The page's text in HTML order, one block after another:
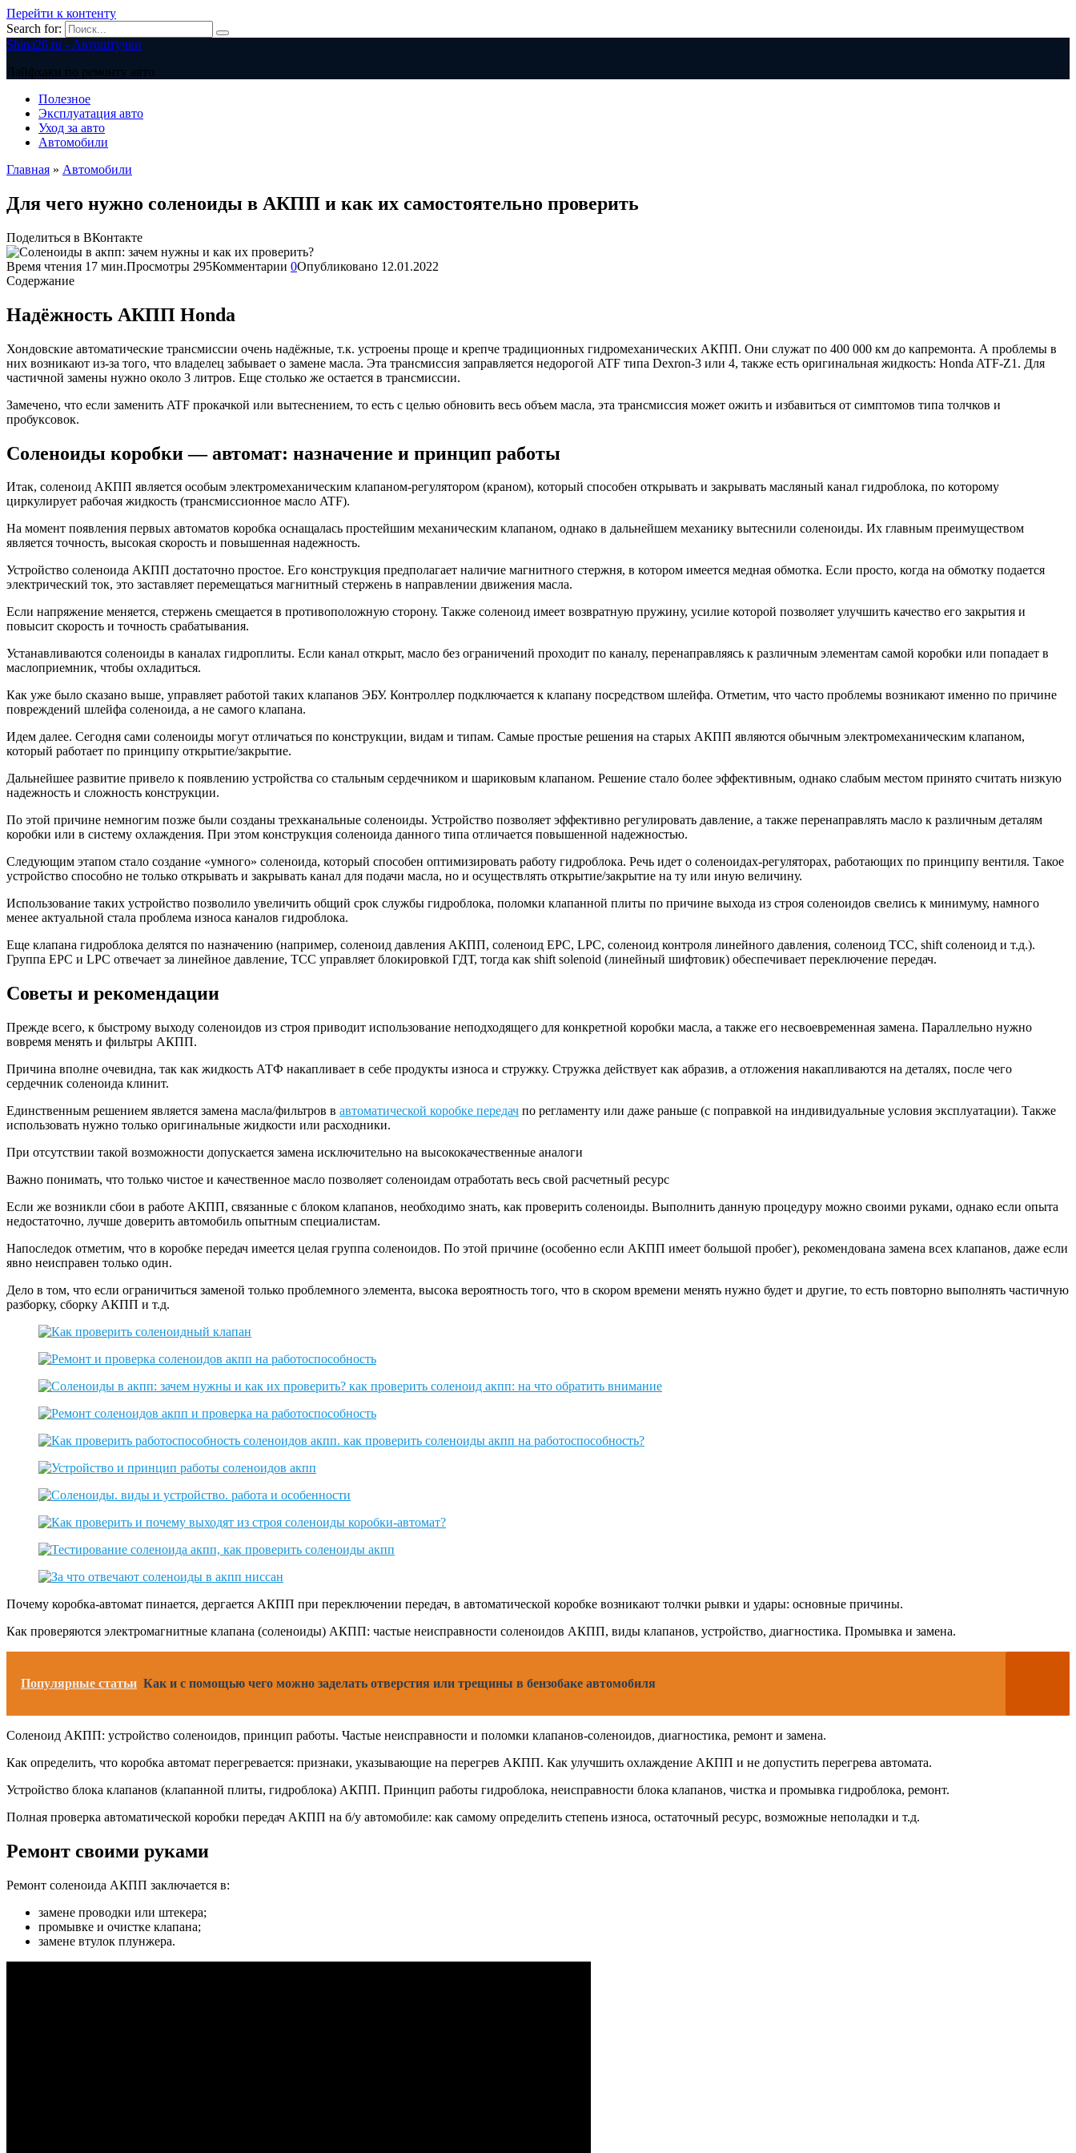
Перейти к контенту
Search for:
Shina26.ru - Автоштучки
Лайфхаки по ремонту авто
Полезное
Эксплуатация авто
Уход за авто
Автомобили
Главная » Автомобили
Для чего нужно соленоиды в АКПП и как их самостоятельно проверить
Поделиться в ВКонтакте
Время чтения 17 мин.Просмотры 295Комментарии 0Опубликовано 12.01.2022
Содержание
Надёжность АКПП Honda
Хондовские автоматические трансмиссии очень надёжные, т.к. устроены проще и крепче традиционных гидромеханических АКПП. Они служат по 400 000 км до капремонта. А проблемы в
них возникают из-за того, что владелец забывает о замене масла. Эта трансмиссия заправляется недорогой ATF типа Dexron-3 или 4, также есть оригинальная жидкость: Honda ATF-Z1. Для
частичной замены нужно около 3 литров. Еще столько же остается в трансмиссии.
Замечено, что если заменить ATF прокачкой или вытеснением, то есть с целью обновить весь объем масла, эта трансмиссия может ожить и избавиться от симптомов типа толчков и
пробуксовок.
Соленоиды коробки — автомат: назначение и принцип работы
Итак, соленоид АКПП является особым электромеханическим клапаном-регулятором (краном), который способен открывать и закрывать масляный канал гидроблока, по которому
циркулирует рабочая жидкость (трансмиссионное масло ATF).
На момент появления первых автоматов коробка оснащалась простейшим механическим клапаном, однако в дальнейшем механику вытеснили соленоиды. Их главным преимуществом
является точность, высокая скорость и повышенная надежность.
Устройство соленоида АКПП достаточно простое. Его конструкция предполагает наличие магнитного стержня, в котором имеется медная обмотка. Если просто, когда на обмотку подается
электрический ток, это заставляет перемещаться магнитный стержень в направлении движения масла.
Если напряжение меняется, стержень смещается в противоположную сторону. Также соленоид имеет возвратную пружину, усилие которой позволяет улучшить качество его закрытия и
повысит скорость и точность срабатывания.
Устанавливаются соленоиды в каналах гидроплиты. Если канал открыт, масло без ограничений проходит по каналу, перенаправляясь к различным элементам самой коробки или попадает в
маслоприемник, чтобы охладиться.
Как уже было сказано выше, управляет работой таких клапанов ЭБУ. Контроллер подключается к клапану посредством шлейфа. Отметим, что часто проблемы возникают именно по причине
повреждений шлейфа соленоида, а не самого клапана.
Идем далее. Сегодня сами соленоиды могут отличаться по конструкции, видам и типам. Самые простые решения на старых АКПП являются обычным электромеханическим клапаном,
который работает по принципу открытие/закрытие.
Дальнейшее развитие привело к появлению устройства со стальным сердечником и шариковым клапаном. Решение стало более эффективным, однако слабым местом принято считать низкую
надежность и сложность конструкции.
По этой причине немногим позже были созданы трехканальные соленоиды. Устройство позволяет эффективно регулировать давление, а также перенаправлять масло к различным деталям
коробки или в систему охлаждения. При этом конструкция соленоида данного типа отличается повышенной надежностью.
Следующим этапом стало создание «умного» соленоида, который способен оптимизировать работу гидроблока. Речь идет о соленоидах-регуляторах, работающих по принципу вентиля. Такое
устройство способно не только открывать и закрывать канал для подачи масла, но и осуществлять открытие/закрытие на ту или иную величину.
Использование таких устройство позволило увеличить общий срок службы гидроблока, поломки клапанной плиты по причине выхода из строя соленоидов свелись к минимуму, намного
менее актуальной стала проблема износа каналов гидроблока.
Еще клапана гидроблока делятся по назначению (например, соленоид давления АКПП, соленоид EPC, LPC, соленоид контроля линейного давления, соленоид ТСС, shift соленоид и т.д.).
Группа EPC и LPC отвечает за линейное давление, ТСС управляет блокировкой ГДТ, тогда как shift solenoid (линейный шифтовик) обеспечивает переключение передач.
Советы и рекомендации
Прежде всего, к быстрому выходу соленоидов из строя приводит использование неподходящего для конкретной коробки масла, а также его несвоевременная замена. Параллельно нужно
вовремя менять и фильтры АКПП.
Причина вполне очевидна, так как жидкость АТФ накапливает в себе продукты износа и стружку. Стружка действует как абразив, а отложения накапливаются на деталях, после чего
сердечник соленоида клинит.
Единственным решением является замена масла/фильтров в автоматической коробке передач по регламенту или даже раньше (с поправкой на индивидуальные условия эксплуатации). Также
использовать нужно только оригинальные жидкости или расходники.
При отсутствии такой возможности допускается замена исключительно на высококачественные аналоги
Важно понимать, что только чистое и качественное масло позволяет соленоидам отработать весь свой расчетный ресурс
Если же возникли сбои в работе АКПП, связанные с блоком клапанов, необходимо знать, как проверить соленоиды. Выполнить данную процедуру можно своими руками, однако если опыта
недостаточно, лучше доверить автомобиль опытным специалистам.
Напоследок отметим, что в коробке передач имеется целая группа соленоидов. По этой причине (особенно если АКПП имеет большой пробег), рекомендована замена всех клапанов, даже если
явно неисправен только один.
Дело в том, что если ограничиться заменой только проблемного элемента, высока вероятность того, что в скором времени менять нужно будет и другие, то есть повторно выполнять частичную
разборку, сборку АКПП и т.д.
Почему коробка-автомат пинается, дергается АКПП при переключении передач, в автоматической коробке возникают толчки рывки и удары: основные причины.
Как проверяются электромагнитные клапана (соленоиды) АКПП: частые неисправности соленоидов АКПП, виды клапанов, устройство, диагностика. Промывка и замена.
Популярные статьи Как и с помощью чего можно заделать отверстия или трещины в бензобаке автомобиля
Соленоид АКПП: устройство соленоидов, принцип работы. Частые неисправности и поломки клапанов-соленоидов, диагностика, ремонт и замена.
Как определить, что коробка автомат перегревается: признаки, указывающие на перегрев АКПП. Как улучшить охлаждение АКПП и не допустить перегрева автомата.
Устройство блока клапанов (клапанной плиты, гидроблока) АКПП. Принцип работы гидроблока, неисправности блока клапанов, чистка и промывка гидроблока, ремонт.
Полная проверка автоматической коробки передач АКПП на б/у автомобиле: как самому определить степень износа, остаточный ресурс, возможные неполадки и т.д.
Ремонт своими руками
Ремонт соленоида АКПП заключается в:
замене проводки или штекера;
промывке и очистке клапана;
замене втулок плунжера.